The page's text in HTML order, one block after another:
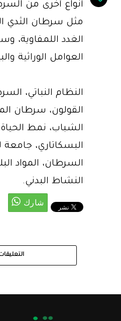
أنواع أخرى من
مثل سرطان الثدي
الغدد اللمفاوية،
العوامل الوراثية
النظام النباتي،
القولون، سرطان
الشباب، نمط
البسكاتاري، جامعة
السرطان، المواد
النشاط البدني.